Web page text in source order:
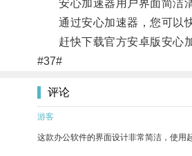
安心加速器用户界面简洁清
通过安心加速器，您可以快
赶快下载官方安卓版安心加
#37#
评论
游客
这款办公软件的界面设计非常简洁，使用